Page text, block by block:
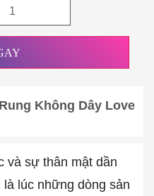
Không Dây Love
và sự thân mật dần
lúc những dòng sản